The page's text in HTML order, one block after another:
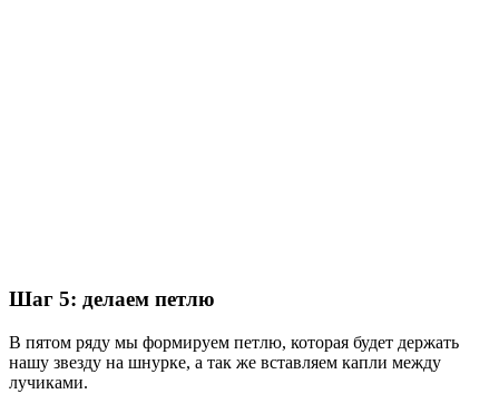
Шаг 5: делаем петлю
В пятом ряду мы формируем петлю, которая будет держать
нашу звезду на шнурке, а так же вставляем капли между
лучиками.